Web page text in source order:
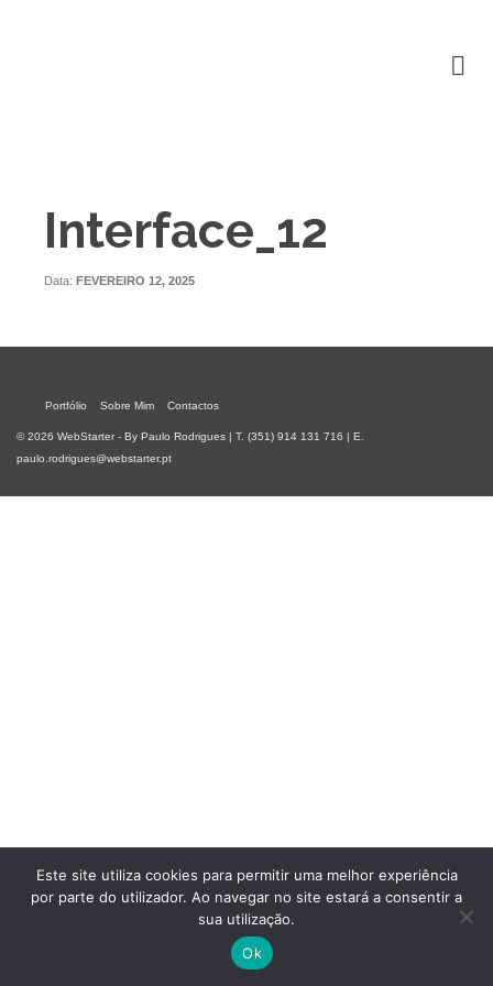
Interface_12
Data: FEVEREIRO 12, 2025
Portfólio Sobre Mim Contactos
© 2026 WebStarter - By Paulo Rodrigues | T. (351) 914 131 716 | E.
paulo.rodrigues@webstarter.pt
Este site utiliza cookies para permitir uma melhor experiência
por parte do utilizador. Ao navegar no site estará a consentir a
sua utilização.
Ok